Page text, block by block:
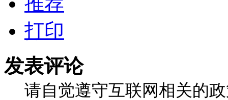
打印
发表评论
请自觉遵守互联网相关的